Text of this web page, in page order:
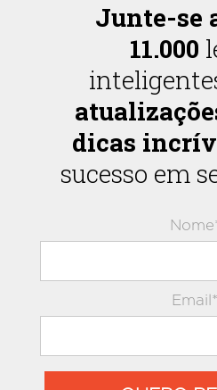
Junte-se
11.000
dicas
sucesso em
Email*